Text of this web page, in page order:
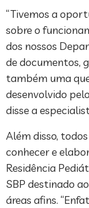
“Tivemos a
sobre o
dos nossos
de documentos,
também uma
desenvolvido
disse a
Além disso,
conhecer e
Residência
SBP destinado
áreas afins.